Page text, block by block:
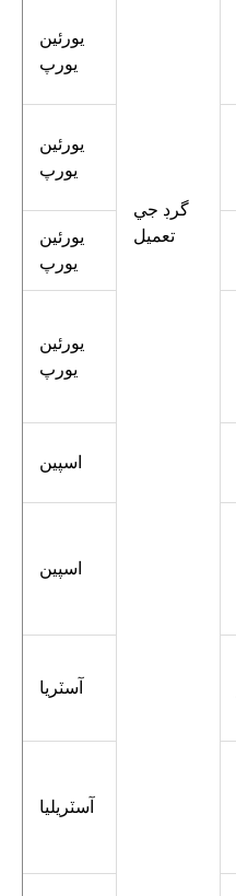
گرڊ جي
تعميل
يورئين
يورپ
يورئين
يورپ
يورئين
يورپ
يورئين
يورپ
اسپين
اسپين
آسٽريا
آسٽريليا